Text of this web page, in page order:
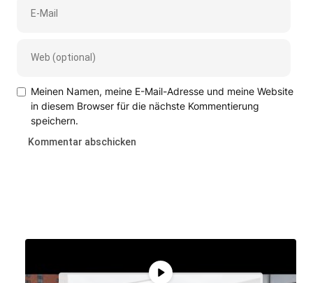
Meinen Namen, meine E-Mail-Adresse und meine Website
in diesem Browser für die nächste Kommentierung
speichern.